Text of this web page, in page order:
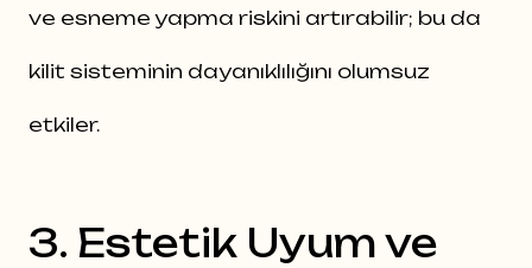
ve esneme yapma riskini artırabilir; bu da
kilit sisteminin dayanıklılığını olumsuz
etkiler.
3. Estetik Uyum ve